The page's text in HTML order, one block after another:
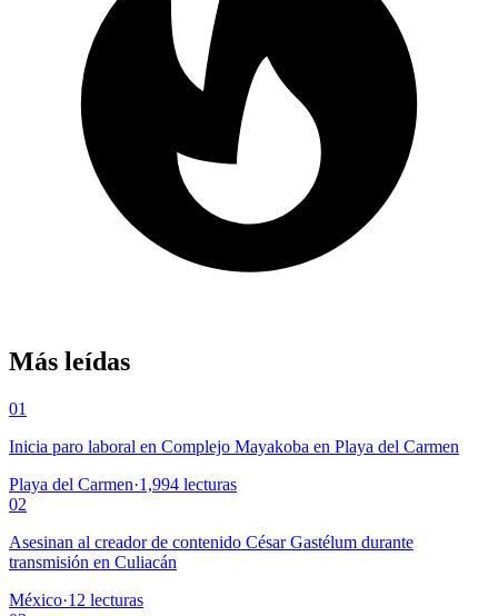
Más leídas
01
Inicia paro laboral en Complejo Mayakoba en Playa del Carmen
Playa del Carmen·1,994 lecturas
02
Asesinan al creador de contenido César Gastélum durante
transmisión en Culiacán
México·12 lecturas